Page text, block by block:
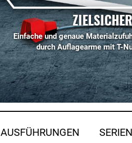
Einfache und genaue
durch Auflagearme mit T-
AUSFÜHRUNGEN